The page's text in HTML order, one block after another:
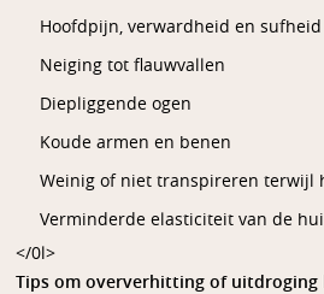
Hoofdpijn, verwardheid en sufheid
Neiging tot flauwvallen
Diepliggende ogen
Koude armen en benen
Weinig of niet transpireren terwijl
Verminderde elasticiteit van de
</0l>
Tips om oververhitting of uitdroging